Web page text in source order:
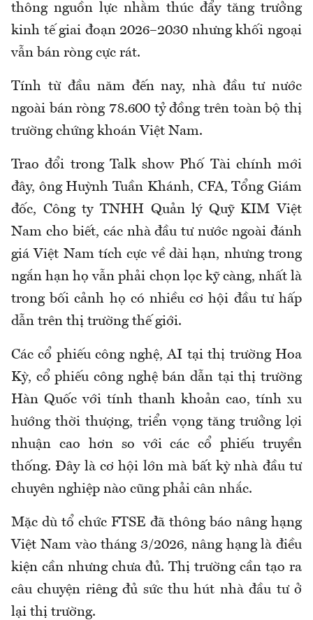
thông nguồn lực nhằm thúc đẩy tăng trưởng
kinh tế giai đoạn 2026–2030 nhưng khối ngoại
vẫn bán ròng cực rát.
Tính từ đầu năm đến nay, nhà đầu tư nước
ngoài bán ròng 78.600 tỷ đồng trên toàn bộ thị
trường chứng khoán Việt Nam.
Trao đổi trong Talk show Phố Tài chính mới
đây, ông Huỳnh Tuần Khánh, CFA, Tổng Giám
đốc, Công ty TNHH Quản lý Quỹ KIM Việt
Nam cho biết, các nhà đầu tư nước ngoài đánh
giá Việt Nam tích cực về dài hạn, nhưng trong
ngắn hạn họ vẫn phải chọn lọc kỹ càng, nhất là
trong bối cảnh họ có nhiều cơ hội đầu tư hấp
dẫn trên thị trường thế giới.
Các cổ phiếu công nghệ, AI tại thị trường Hoa
Kỳ, cổ phiếu công nghệ bán dẫn tại thị trường
Hàn Quốc với tính thanh khoản cao, tính xu
hướng thời thượng, triển vọng tăng trưởng lợi
nhuận cao hơn so với các cổ phiếu truyền
thống. Đây là cơ hội lớn mà bất kỳ nhà đầu tư
chuyên nghiệp nào cũng phải cân nhắc.
Mặc dù tổ chức FTSE đã thông báo nâng hạng
Việt Nam vào tháng 3/2026, nâng hạng là điều
kiện cần nhưng chưa đủ. Thị trường cần tạo ra
câu chuyện riêng đủ sức thu hút nhà đầu tư ở
lại thị trường.